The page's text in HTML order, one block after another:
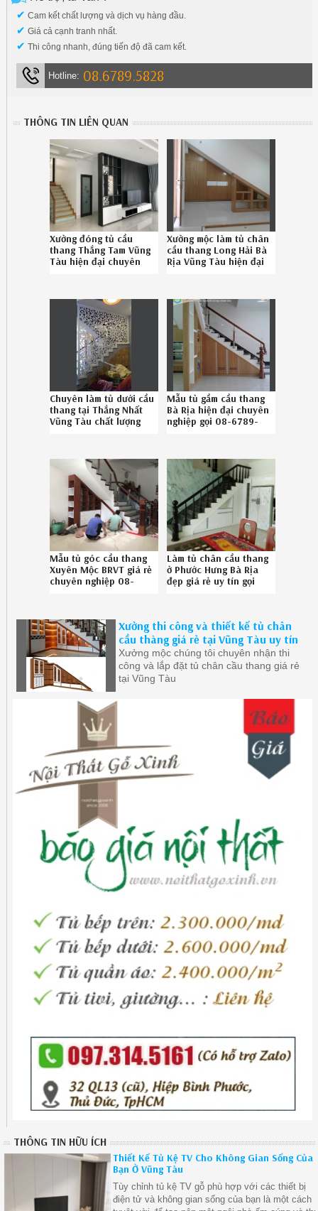
✔ Cam kết chất lượng và dịch vụ hàng đầu.
✔ Giá cả cạnh tranh nhất.
✔ Thi công nhanh, đúng tiến độ đã cam kết.
Hotline: 08.6789.5828
THÔNG TIN LIÊN QUAN
Xưởng đóng tủ cầu
thang Thắng Tam Vũng
Tàu hiện đại chuyên
Xưởng mộc làm tủ chân
cầu thang Long Hải Bà
Rịa Vũng Tàu hiện đại
Chuyên làm tủ dưới cầu
thang tại Thắng Nhất
Vũng Tàu chất lượng
Mẫu tủ gầm cầu thang
Bà Rịa hiện đại chuyên
nghiệp gọi 08-6789-
Mẫu tủ góc cầu thang
Xuyên Mộc BRVT giá rẻ
chuyên nghiệp 08-
Làm tủ chân cầu thang
ở Phước Hưng Bà Rịa
đẹp giá rẻ uy tín gọi
Xưởng thi công và thiết kế tủ chân
cầu thàng giá rẻ tại Vũng Tàu uy tín
Xưởng mộc chúng tôi chuyên nhận thi
công và lắp đặt tủ chân cầu thang giá rẻ
tại Vũng Tàu
THÔNG TIN HỮU ÍCH
Thiết Kế Tủ Kệ TV Cho Không Gian Sống Của
Bạn Ở Vũng Tàu
Tùy chỉnh tủ kệ TV gỗ phù hợp với các thiết bị
điện tử và không gian sống của bạn là một cách